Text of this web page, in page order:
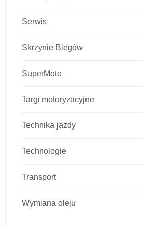
Serwis
Skrzynie Biegów
SuperMoto
Targi motoryzacyjne
Technika jazdy
Technologie
Transport
Wymiana oleju